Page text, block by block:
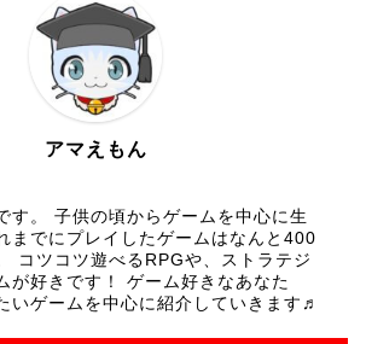
アマえもん
す。 子供の頃からゲームを中心に生
までにプレイしたゲームはなんと400
コツコツ遊べるRPGや、ストラテジ
が好きです！ ゲーム好きなあなた
いゲームを中心に紹介していきます♬